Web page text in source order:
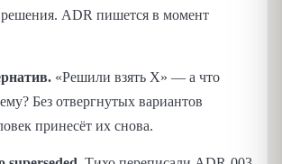
ADR пишется в момент
«Решили взять X» — а что
Без отвергнутых вариантов
принесёт их снова.